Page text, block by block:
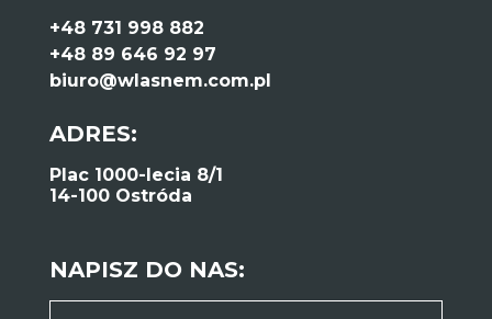
+48 731 998 882
+48 89 646 92 97
biuro@wlasnem.com.pl
ADRES:
Plac 1000-lecia 8/1
14-100 Ostróda
NAPISZ DO NAS: